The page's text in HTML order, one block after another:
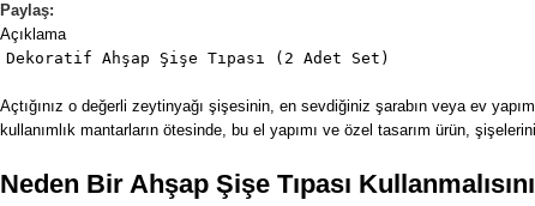
Paylaş:
Açıklama
Dekoratif Ahşap Şişe Tıpası (2 Adet Set)
Açtığınız o değerli zeytinyağı şişesinin, en sevdiğiniz şarabın veya ev
kullanımlık mantarların ötesinde, bu el yapımı ve özel tasarım ürün,
Neden Bir Ahşap Şişe Tıpası